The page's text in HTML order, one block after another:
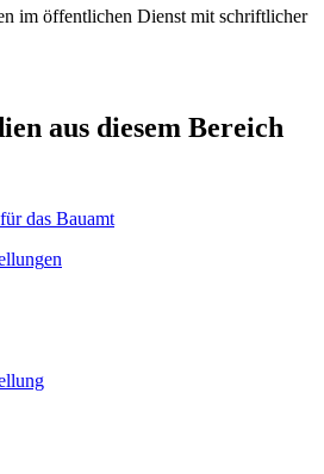
im öffentlichen Dienst mit schriftlicher
aus diesem Bereich
das Bauamt
en